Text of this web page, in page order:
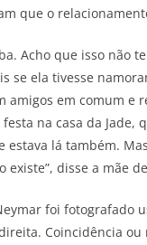
que o
Acho que isso não
se ela tivesse
amigos em comum e
na casa da Jade,
estava lá também.
existe”, disse a mãe
foi fotografado
Coincidência ou